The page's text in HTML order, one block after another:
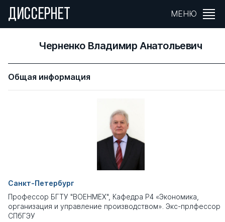
ДИССЕРНЕТ МЕНЮ
Черненко Владимир Анатольевич
Общая информация
Санкт-Петербург
Профессор БГТУ "ВОЕНМЕХ", Кафедра Р4 «Экономика,
организация и управление производством». Экс-прлфессор
СПбГЭУ